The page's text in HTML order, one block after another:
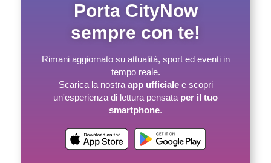
Porta CityNow
sempre con te!
Rimani aggiornato su attualità, sport ed eventi in
tempo reale.
Scarica la nostra app ufficialee scopri
un'esperienza di lettura pensata per il tuo
smartphone.